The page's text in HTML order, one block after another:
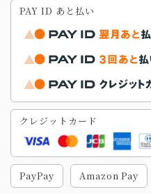
PAY ID あと払い
クレジットカード
PayPay Amazon Pay